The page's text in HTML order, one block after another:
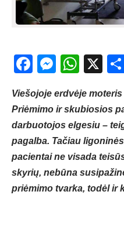
Facebook
X
Viešojoje erdvėje
Priėmimo ir skubiosios
darbuotojos elgesiu –
pagalba. Tačiau
pacientai ne visada
skyrių, nebūna
priėmimo tvarka, todėl ir